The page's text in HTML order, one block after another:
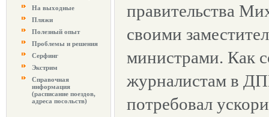
На выходные
Пляжи
Полезный опыт
Проблемы и решения
Серфинг
Экстрим
Справочная
информация
(расписание поездов,
адреса посольств)
правительства
своими
министрами. Как
журналистам в
потребовал